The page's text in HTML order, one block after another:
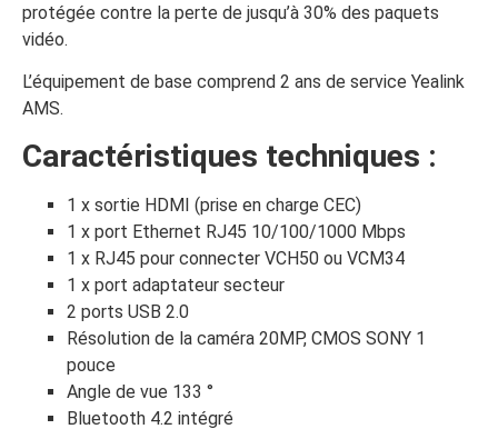
protégée contre la perte de jusqu’à 30% des paquets
vidéo.
L’équipement de base comprend 2 ans de service Yealink
AMS.
Caractéristiques techniques :
1 x sortie HDMI (prise en charge CEC)
1 x port Ethernet RJ45 10/100/1000 Mbps
1 x RJ45 pour connecter VCH50 ou VCM34
1 x port adaptateur secteur
2 ports USB 2.0
Résolution de la caméra 20MP, CMOS SONY 1
pouce
Angle de vue 133 °
Bluetooth 4.2 intégré